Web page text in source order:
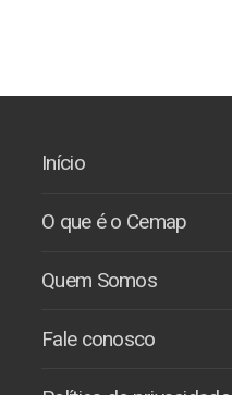
Início
O que é o Cemap
Quem Somos
Fale conosco